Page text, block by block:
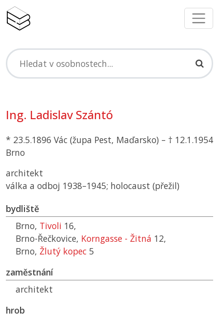
Ing. Ladislav Szántó
* 23.5.1896 Vác (župa Pest, Maďarsko) – † 12.1.1954
Brno
architekt
válka a odboj 1938–1945; holocaust (přežil)
bydliště
Brno, Tivoli 16,
Brno-Řečkovice, Korngasse - Žitná 12,
Brno, Žlutý kopec 5
zaměstnání
architekt
hrob